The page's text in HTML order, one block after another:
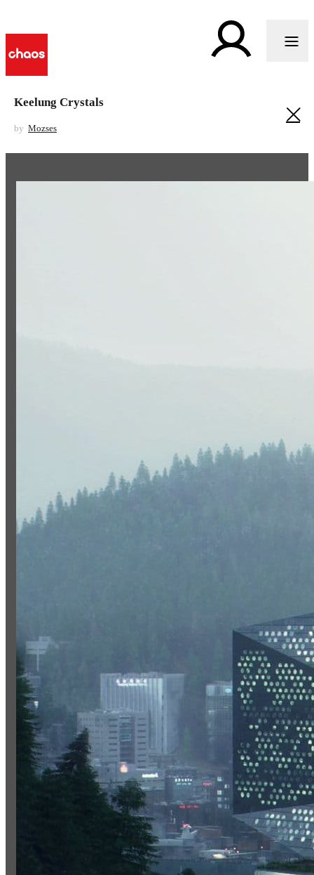
Keelung Crystals
by Mozses